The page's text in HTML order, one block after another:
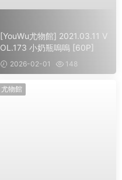
[YouWu尤物館] 2021.03.11 V
OL.173 小奶瓶嗚嗚 [60P]
2026-02-01 148
尤物館